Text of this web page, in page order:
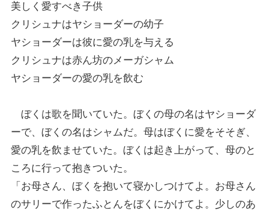
美しく愛すべき子供
クリシュナはヤショーダーの幼子
ヤショーダーは彼に愛の乳を与える
クリシュナは赤ん坊のメーガシャム
ヤショーダーの愛の乳を飲む
ぼくは歌を聞いていた。ぼくの母の名はヤショーダ
ーで、ぼくの名はシャムだ。母はぼくに愛をそそぎ、
愛の乳を飲ませていた。ぼくは起き上がって、母のと
ころに行って抱きついた。
「お母さん、ぼくを抱いて寝かしつけてよ。お母さん
のサリーで作ったふとんをぼくにかけてよ。少しのあ